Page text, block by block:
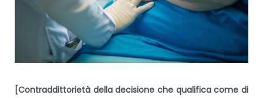
[Contraddittorietà della decisione che qualifica come di